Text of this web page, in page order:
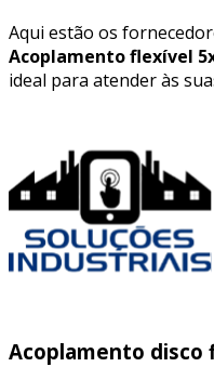
Aqui estão os
Acoplamento flexível
ideal para atender às
Acoplamento disco